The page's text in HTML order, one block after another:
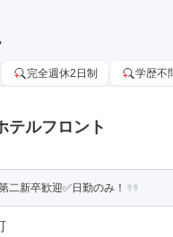
完全週休2日制 学歴不
テルフロント
二新卒歓迎✅日勤のみ！